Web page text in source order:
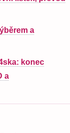
a
konec
a